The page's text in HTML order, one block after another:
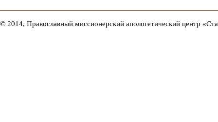
© 2014, Православный миссионерский апологетический центр